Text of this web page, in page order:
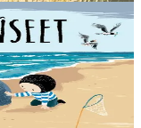
échouée sur la
jamais.